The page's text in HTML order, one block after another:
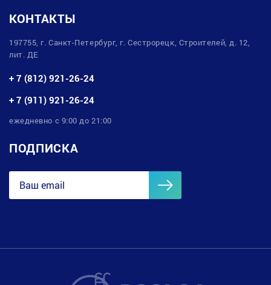
КОНТАКТЫ
197755, г. Санкт-Петербург, г. Сестрорецк, Строителей, д. 12,
лит. ДЕ
+ 7 (812) 921-26-24
+ 7 (911) 921-26-24
ежедневно с 9:00 до 21:00
ПОДПИСКА